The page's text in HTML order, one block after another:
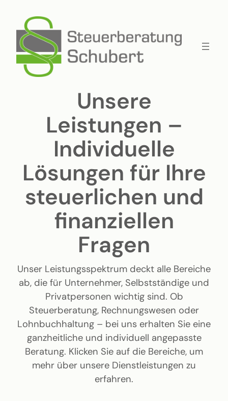
Inhalt
springen
Unsere
Leistungen –
Individuelle
Lösungen für Ihre
steuerlichen und
finanziellen
Fragen
Unser Leistungsspektrum deckt alle Bereiche
ab, die für Unternehmer, Selbstständige und
Privatpersonen wichtig sind. Ob
Steuerberatung, Rechnungswesen oder
Lohnbuchhaltung – bei uns erhalten Sie eine
ganzheitliche und individuell angepasste
Beratung. Klicken Sie auf die Bereiche, um
mehr über unsere Dienstleistungen zu
erfahren.